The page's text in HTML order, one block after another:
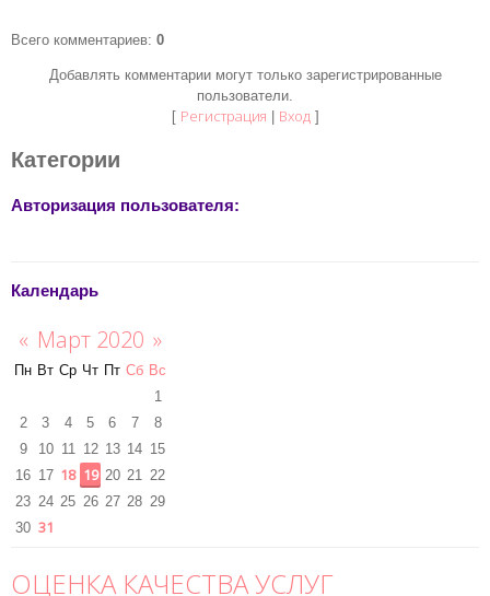
Всего комментариев: 0
Добавлять комментарии могут только зарегистрированные
пользователи.
[ Регистрация Вход ]
Категории
Авторизация пользователя:
Календарь
« Март 2020 »
Пн Вт Ср Чт Пт Сб Вс
1
2
3 4 5 6 7
8
9
10 11 12 13 14 15
16 17 18 19 20 21 22
23 24 25 26 27 28 29
30 31
ОЦЕНКА КАЧЕСТВА УСЛУГ